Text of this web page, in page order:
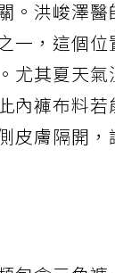
。洪峻澤
一，這個位
其夏天氣
內褲布料若
皮膚隔開